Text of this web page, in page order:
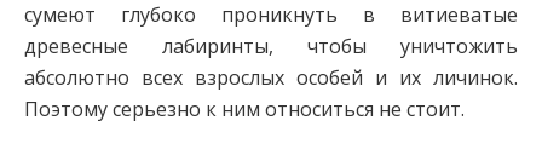
сумеют глубоко проникнуть в витиеватые
древесные лабиринты, чтобы уничтожить
абсолютно всех взрослых особей и их личинок.
Поэтому серьезно к ним относиться не стоит.